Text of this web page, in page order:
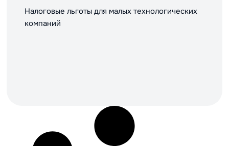
Налоговые льготы для малых технологических
компаний